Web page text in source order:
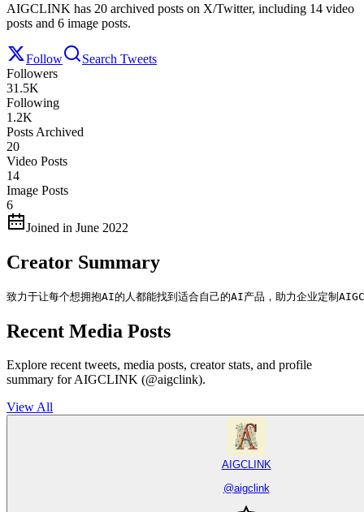
AIGCLINK has 20 archived posts on X/Twitter, including 14 video
posts and 6 image posts.
Follow
Search Tweets
Followers
31.5K
Following
1.2K
Posts Archived
20
Video Posts
14
Image Posts
6
Joined in June 2022
Creator Summary
致力于让每个想拥抱AI的人都能找到适合自己的AI产品，助力企业定制
Recent Media Posts
Explore recent tweets, media posts, creator stats, and profile
summary for AIGCLINK (@aigclink).
View All
AIGCLINK
@aigclink